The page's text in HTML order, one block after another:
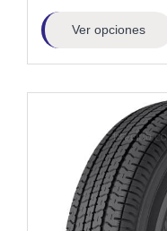
Ver opciones